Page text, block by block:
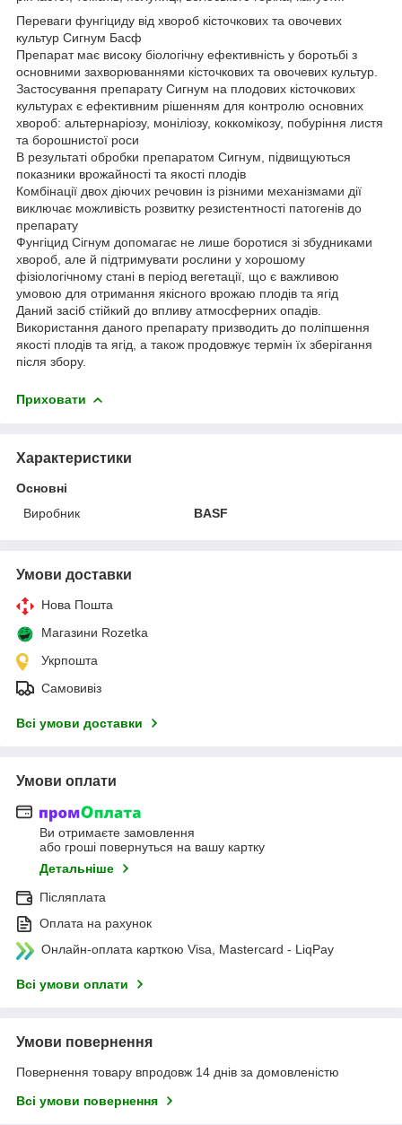
Переваги фунгіциду від хвороб кісточкових та овочевих
культур Сигнум Басф
Препарат має високу біологічну ефективність у боротьбі з
основними захворюваннями кісточкових та овочевих культур.
Застосування препарату Сигнум на плодових кісточкових
культурах є ефективним рішенням для контролю основних
хвороб: альтернаріозу, моніліозу, коккомікозу, побуріння листя
та борошнистої роси
В результаті обробки препаратом Сигнум, підвищуються
показники врожайності та якості плодів
Комбінації двох діючих речовин із різними механізмами дії
виключає можливість розвитку резистентності патогенів до
препарату
Фунгіцид Сігнум допомагає не лише боротися зі збудниками
хвороб, але й підтримувати рослини у хорошому
фізіологічному стані в період вегетації, що є важливою
умовою для отримання якісного врожаю плодів та ягід
Даний засіб стійкий до впливу атмосферних опадів.
Використання даного препарату призводить до поліпшення
якості плодів та ягід, а також продовжує термін їх зберігання
після збору.
Приховати
Характеристики
Основні
Виробник
BASF
Умови доставки
Нова Пошта
Магазини Rozetka
Укрпошта
Самовивіз
Всі умови доставки
Умови оплати
Ви отримаєте замовлення
або гроші повернуться на вашу картку
Детальніше
Післяплата
Оплата на рахунок
Онлайн-оплата карткою Visa, Mastercard - LiqPay
Всі умови оплати
Умови повернення
Повернення товару впродовж 14 днів за домовленістю
Всі умови повернення